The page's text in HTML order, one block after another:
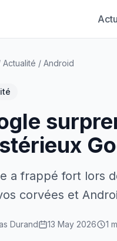
Actualité / Android
a frappé fort lors
corvées et
Durand 13 May 2026 1